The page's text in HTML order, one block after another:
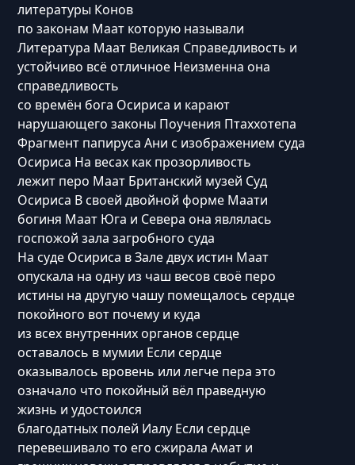
литературы Конов
по законам Маат которую называли
Литература Маат Великая Справедливость и
устойчиво всё отличное Неизменна она
справедливость
со времён бога Осириса и карают
нарушающего законы Поучения Птаххотепа
Фрагмент папируса Ани с изображением суда
Осириса На весах как прозорливость
лежит перо Маат Британский музей Суд
Осириса В своей двойной форме Маати
богиня Маат Юга и Севера она являлась
госпожой зала загробного суда
На суде Осириса в Зале двух истин Маат
опускала на одну из чаш весов своё перо
истины на другую чашу помещалось сердце
покойного вот почему и куда
из всех внутренних органов сердце
оставалось в мумии Если сердце
оказывалось вровень или легче пера это
означало что покойный вёл праведную
жизнь и удостоился
благодатных полей Иалу Если сердце
перевешивало то его сжирала Амат и